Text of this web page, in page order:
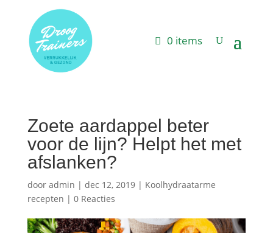
0 items
Zoete aardappel beter
voor de lijn? Helpt het met
afslanken?
door admin | dec 12, 2019| Koolhydraatarme
recepten | 0 Reacties